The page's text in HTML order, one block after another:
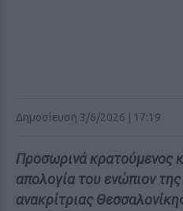
Δημοσίευση 3/6/2026 | 17:19
Προσωρινά κρατούμενος
απολογία του ενώπιον
ανακρίτριας